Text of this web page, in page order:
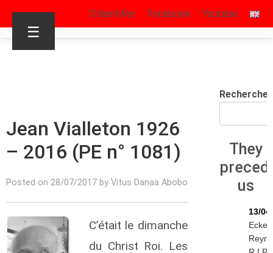
S’identifier Facebook Youtube
☰
Jean Vialleton 1926
– 2016 (PE n° 1081)
Posted on 28/07/2017 by Vitus Danaa Abobo
C’était le dimanche
du Christ Roi. Les
Rechercher
They
us
13/